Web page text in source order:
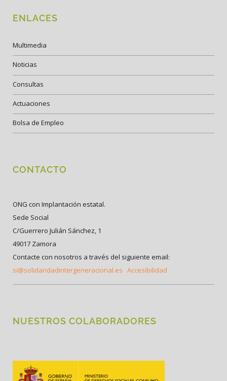
ENLACES
Multimedia
Noticias
Consultas
Actuaciones
Bolsa de Empleo
CONTACTO
ONG con Implantación estatal.
Sede Social
C/Guerrero Julián Sánchez, 1
49017 Zamora
Contacte con nosotros a través del siguiente email:
si@solidaridadintergeneracional.es Accesibilidad
NUESTROS COLABORADORES